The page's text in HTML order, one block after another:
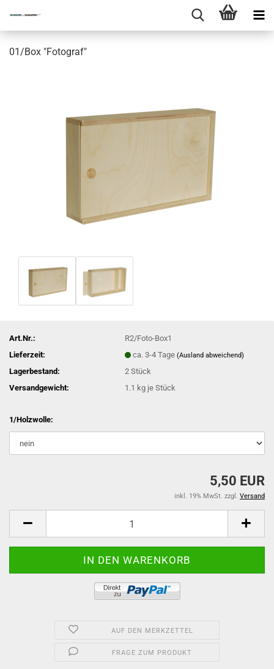
01/Box "Fotograf"
Art.Nr.:
R2/Foto-Box1
Lieferzeit:
ca. 3-4 Tage(Ausland abweichend)
Lagerbestand: 2Stück
Versandgewicht:
1.1 kg je Stück
1/Holzwolle:
5,50 EUR
inkl. 19% MwSt. zzgl. Versand
AUF DEN MERKZETTEL
FRAGE ZUM PRODUKT